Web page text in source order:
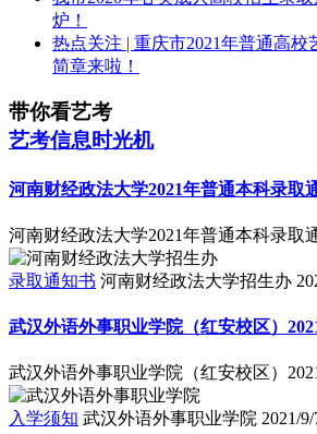
炉！
热点关注 | 重庆市2021年普通高
简章来啦！
带你看艺考
艺考信息时光机
河南财经政法大学2021年普通本科录取
河南财经政法大学2021年普通本科录取
录取通知书 河南财经政法大学招生办
武汉外语外事职业学院（红安校区）
武汉外语外事职业学院（红安校区）
入学须知 武汉外语外事职业学院 2021/9/